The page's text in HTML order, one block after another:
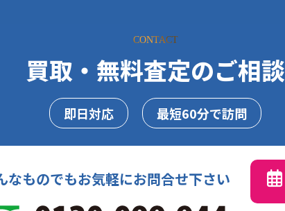
CONTACT
買取・無料査定のご相談
即日対応 最短60分で訪問
なものでもお気軽にお問合せ下さい